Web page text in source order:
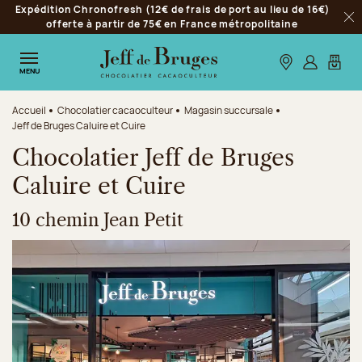
Aller à la navigation
Aller au contenu principal
Aller au pied de page
Expédition Chronofresh (12€ de frais de port au lieu de 16€)
offerte à partir de 75€ en France métropolitaine
MENU Nos boutiques
S’identifier
Mon
Accueil Chocolatier cacaoculteur
Magasin succursale
Jeff de Bruges Caluire et Cuire
Chocolatier Jeff de Bruges
Caluire et Cuire
10 chemin Jean Petit